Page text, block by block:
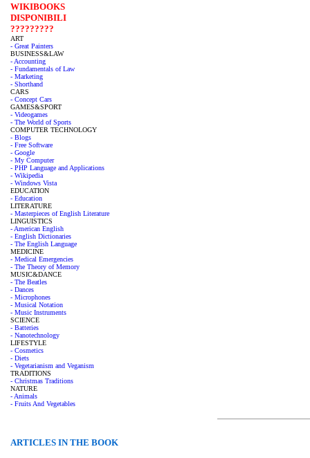
WIKIBOOKS
DISPONIBILI
?????????
ART
- Great Painters
BUSINESS&LAW
- Accounting
- Fundamentals of Law
- Marketing
- Shorthand
CARS
- Concept Cars
GAMES&SPORT
- Videogames
- The World of Sports
COMPUTER TECHNOLOGY
- Blogs
- Free Software
- Google
- My Computer
- PHP Language and Applications
- Wikipedia
- Windows Vista
EDUCATION
- Education
LITERATURE
- Masterpieces of English Literature
LINGUISTICS
- American English
- English Dictionaries
- The English Language
MEDICINE
- Medical Emergencies
- The Theory of Memory
MUSIC&DANCE
- The Beatles
- Dances
- Microphones
- Musical Notation
- Music Instruments
SCIENCE
- Batteries
- Nanotechnology
LIFESTYLE
- Cosmetics
- Diets
- Vegetarianism and Veganism
TRADITIONS
- Christmas Traditions
NATURE
- Animals
- Fruits And Vegetables
ARTICLES IN THE BOOK